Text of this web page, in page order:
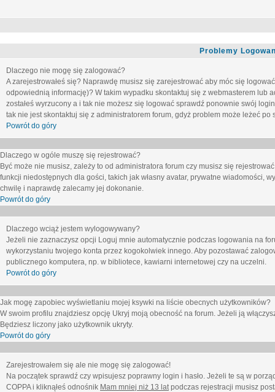
Problemy
Dlaczego nie mogę się zalogować?
A zarejestrowałeś się? Naprawdę musisz się zarejestrować aby móc się
odpowiednią informację)? W takim wypadku skontaktuj się z webmasterem lub
zostałeś wyrzucony a i tak nie możesz się logować sprawdź ponownie swój
tak nie jest skontaktuj się z administratorem forum, gdyż problem może leżeć po
Powrót do góry
Dlaczego w ogóle muszę się rejestrować?
Być może nie musisz, zależy to od administratora forum czy musisz się
funkcji niedostępnych dla gości, takich jak własny avatar, prywatne wiadomości,
chwilę i naprawdę zalecamy jej dokonanie.
Powrót do góry
Dlaczego wciąż jestem wylogowywany?
Jeżeli nie zaznaczysz opcji Loguj mnie automatycznie podczas logowania na
wykorzystaniu twojego konta przez kogokolwiek innego. Aby pozostawać
publicznego komputera, np. w bibliotece, kawiarni internetowej czy na uczelni.
Powrót do góry
Jak mogę zapobiec wyświetlaniu mojej ksywki na liście obecnych użytkowników?
W swoim profilu znajdziesz opcję Ukryj moją obecność na forum. Jeżeli ją
Będziesz liczony jako użytkownik ukryty.
Powrót do góry
Zarejestrowałem się ale nie mogę się zalogować!
Na początek sprawdź czy wpisujesz poprawny login i hasło. Jeżeli te są w
COPPA i kliknąłeś odnośnik Mam mniej niż 13 latpodczas rejestracji musisz